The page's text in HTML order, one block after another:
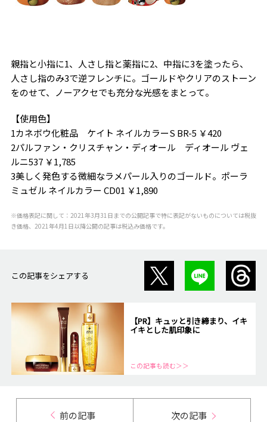
親指と小指に1、人さし指と薬指に2、中指に3を塗ったら、
人さし指のみ3で逆フレンチに。ゴールドやクリアのストーン
をのせて、ノーアクセでも充分な光感をまとって。
【使用色】
1カネボウ化粧品 ケイト ネイルカラーS BR-5 ￥420
2パルファン・クリスチャン・ディオール ディオール ヴェ
ルニ537 ￥1,785
3美しく発色する微細なラメパール入りのゴールド。ポーラ
ミュゼル ネイルカラー CD01 ￥1,890
※価格表記に関して：2021年3月31日までの公開記事で特に表記がないものについては税抜
き価格、2021年4月1日以降公開の記事は税込み価格です。
この記事をシェアする
【PR】キュッと引き締まり、イキ
イキとした肌印象に
この記事も読む＞＞
前の記事 次の記事